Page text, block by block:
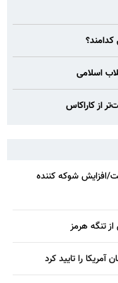
کدامند؟
اسلامی
از کاراکاس
افزایش شوکه کننده
تنگه هرمز
را تایید کرد